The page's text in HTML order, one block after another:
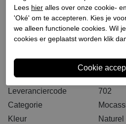
30 DAGEN recht op retour
Merk
Angel
Leveranciercode
702
Categorie
Kleur
Naturel
Lees hier alles over onze cookie-
'Oké' om te accepteren. Kies je
we alleen functionele cookies. Wil
cookies er geplaatst worden klik